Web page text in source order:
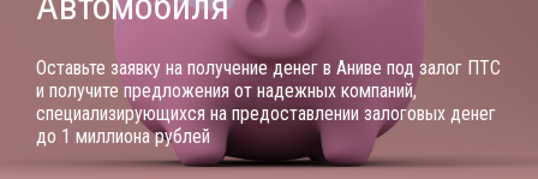
Оставьте заявку на получение денег в Аниве под залог ПТС
и получите предложения от надежных компаний,
специализирующихся на предоставлении залоговых денег
до 1 миллиона рублей